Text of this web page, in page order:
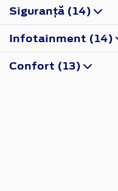
Siguranţă (14)
Infotainment (14)
Confort (13)